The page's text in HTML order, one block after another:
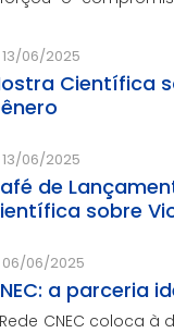
13/06/2025
Científica
13/06/2025
de
sobre
06/06/2025
a parceria
CNEC coloca